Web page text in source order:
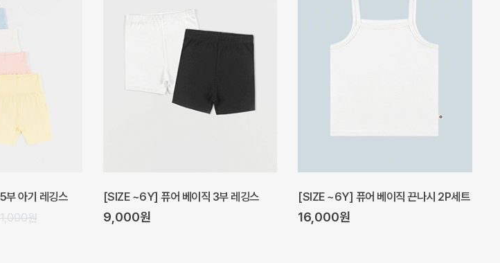
32,000원 20% 29,600원 37,000원 5% 39,000원 41,000원